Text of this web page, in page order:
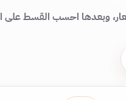
وبعدها احسب القسط على